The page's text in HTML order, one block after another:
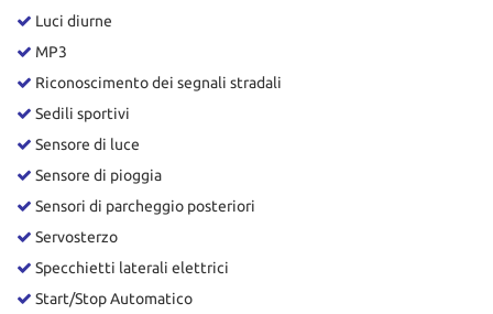
Luci diurne
MP3
Riconoscimento dei segnali stradali
Sedili sportivi
Sensore di luce
Sensore di pioggia
Sensori di parcheggio posteriori
Servosterzo
Specchietti laterali elettrici
Start/Stop Automatico